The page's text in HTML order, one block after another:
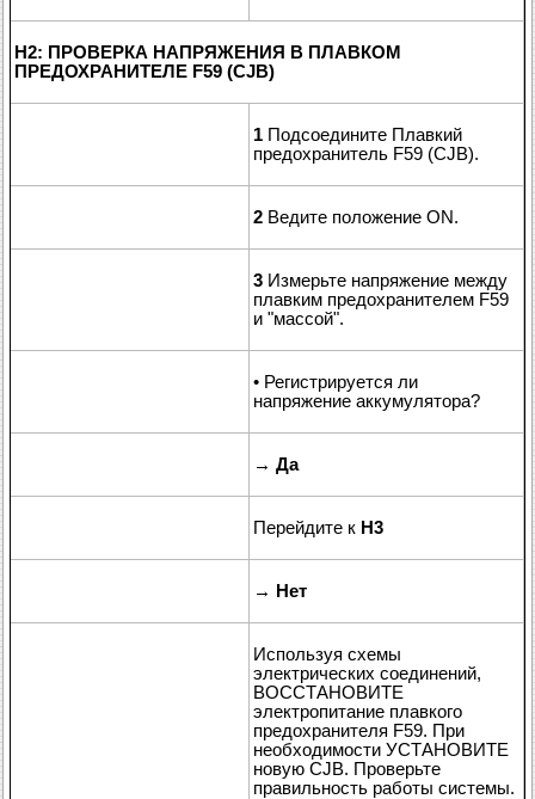
H2: ПРОВЕРКА НАПРЯЖЕНИЯ В ПЛАВКОМ
ПРЕДОХРАНИТЕЛЕ F59 (CJB)
1 Подсоедините Плавкий
предохранитель F59 (CJB).
2 Ведите положение ON.
3 Измерьте напряжение между
плавким предохранителем F59
и "массой".
• Регистрируется ли
напряжение аккумулятора?
→ Да
Перейдите к H3
→ Нет
Используя схемы
электрических соединений,
ВОССТАНОВИТЕ
электропитание плавкого
предохранителя F59. При
необходимости УСТАНОВИТЕ
новую CJB. Проверьте
правильность работы системы.